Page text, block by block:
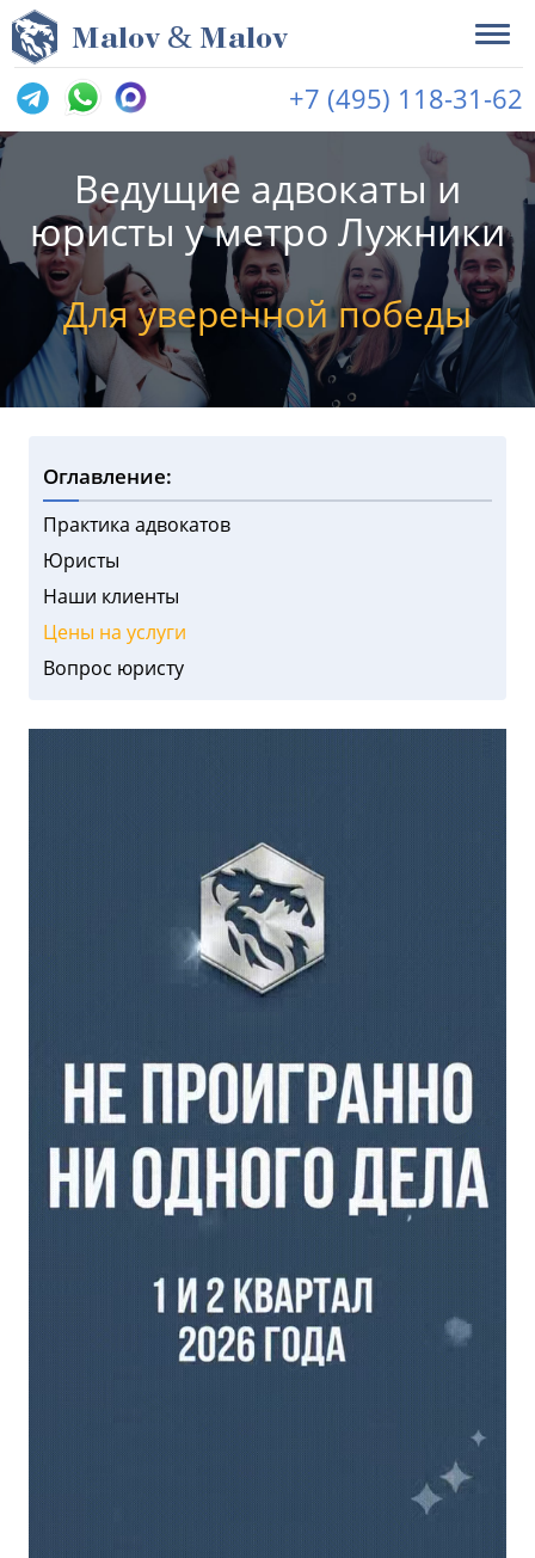
Malov & Malov
+7 (495) 118-31-62
Ведущие адвокаты и
юристы у метро Лужники
Для уверенной победы
Оглавление:
Практика адвокатов
Юристы
Наши клиенты
Цены на услуги
Вопрос юристу